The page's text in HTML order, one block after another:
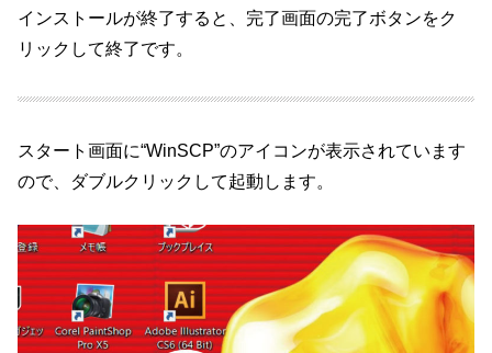
インストールが終了すると、完了画面の完了ボタンをク
リックして終了です。
スタート画面に“WinSCP”のアイコンが表示されています
ので、ダブルクリックして起動します。